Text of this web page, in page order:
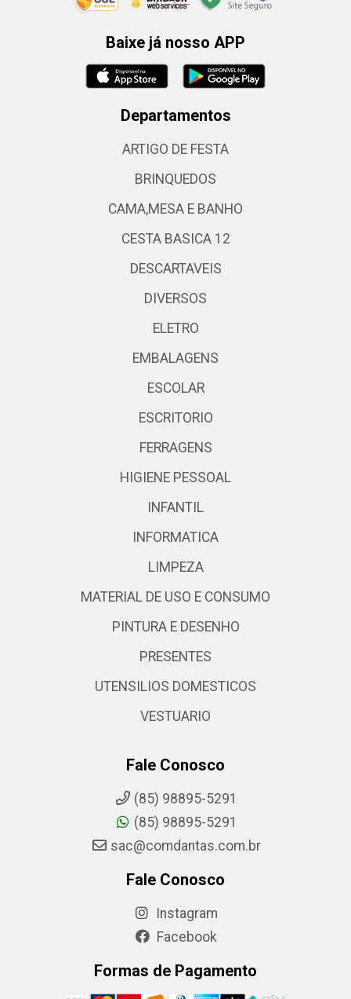
Baixe já nosso APP
Departamentos
ARTIGO DE FESTA
BRINQUEDOS
CAMA,MESA E BANHO
CESTA BASICA 12
DESCARTAVEIS
DIVERSOS
ELETRO
EMBALAGENS
ESCOLAR
ESCRITORIO
FERRAGENS
HIGIENE PESSOAL
INFANTIL
INFORMATICA
LIMPEZA
MATERIAL DE USO E CONSUMO
PINTURA E DESENHO
PRESENTES
UTENSILIOS DOMESTICOS
VESTUARIO
Fale Conosco
(85) 98895-5291
(85) 98895-5291
sac@comdantas.com.br
Fale Conosco
Instagram
Facebook
Formas de Pagamento